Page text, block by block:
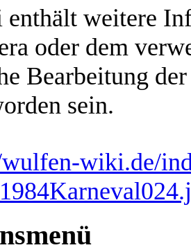
enthält weitere
oder dem
Bearbeitung
sein.
wiki.de/